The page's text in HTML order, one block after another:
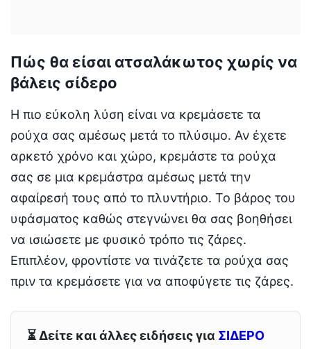
Πώς θα είσαι ατσαλάκωτος χωρίς να
βάλεις σίδερο
Η πιο εύκολη λύση είναι να κρεμάσετε τα
ρούχα σας αμέσως μετά το πλύσιμο. Αν έχετε
αρκετό χρόνο και χώρο, κρεμάστε τα ρούχα
σας σε μια κρεμάστρα αμέσως μετά την
αφαίρεσή τους από το πλυντήριο. Το βάρος του
υφάσματος καθώς στεγνώνει θα σας βοηθήσει
να ισιώσετε με φυσικό τρόπο τις ζάρες.
Επιπλέον, φροντίστε να τινάζετε τα ρούχα σας
πριν τα κρεμάσετε για να αποφύγετε τις ζάρες.
⏳ Δείτε και άλλες ειδήσεις για ΣΙΔΕΡΟ